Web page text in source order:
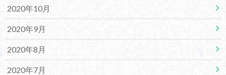
2020年10月
2020年9月
2020年8月
2020年7月